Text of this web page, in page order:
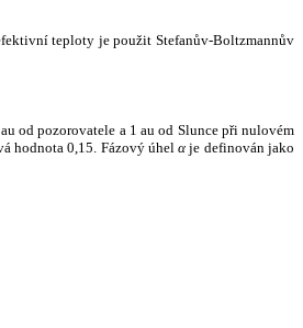
teploty je použit Stefanův-Boltzmannův
od pozorovatele a 1 au od Slunce při nulovém
hodnota 0,15. Fázový úhelα je definován jako